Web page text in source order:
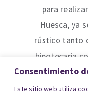
Consentimiento
Este sitio web utiliza
para
Huesca, ya
rústico tanto
hipotecaria
mediante
profesional,